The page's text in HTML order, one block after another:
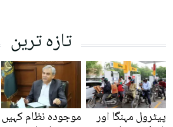
تازہ ترین
پیٹرول مہنگا اور موجودہ نظام کہیں